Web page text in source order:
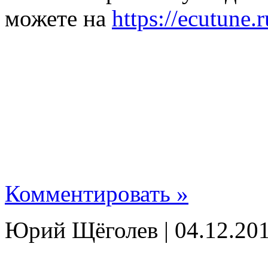
можете на https://
Комментировать »
Юрий Щёголев |